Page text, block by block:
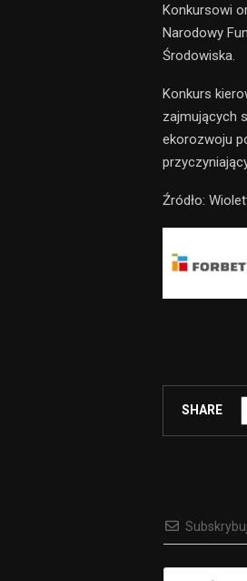
Konkursowi
Narodowy
Środowiska.
Konkurs
zajmujących
ekorozwoju
Źródło:
SHARE
Subskrybuj